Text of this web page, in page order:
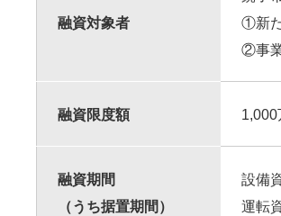
融資対象者
①新
②事
融資限度額 1,000
融資期間
（うち据置期間）
設備
運転